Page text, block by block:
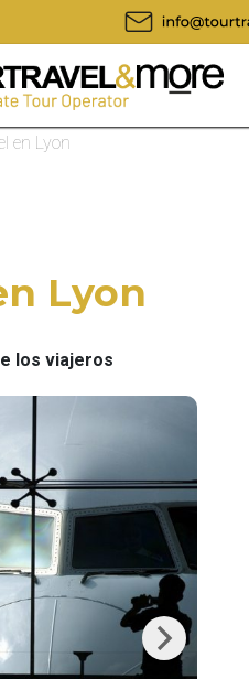
en Lyon
Lyon
los viajeros
Next